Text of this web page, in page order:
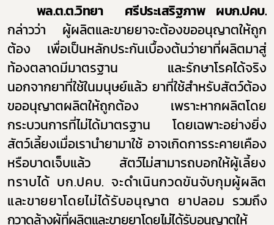
พล.ต.ต.วิทยา
ศรีประเสริฐภาพ ผบก.ปคบ.
กล่าวว่า ผู้ผลิตและขายยาจะต้องขออนุญาตให้ถูก
ต้อง เพื่อเป็นหลักประกันเบื้องต้นว่ายาที่ผลิตมาสู่
ท้องตลาดมีมาตรฐาน และรักษาโรคได้จริง
นอกจากยาที่ใช้ในมนุษย์แล้ว ยาที่ใช้สำหรับสัตว์ต้อง
ขออนุญาตผลิตให้ถูกต้อง เพราะหากผลิตโดย
กระบวนการที่ไม่ได้มาตรฐาน โดยเฉพาะอย่างยิ่ง
สัตว์เลี้ยงเมื่อเรานำยามาใช้ อาจเกิดการระคายเคือง
หรือบาดเจ็บแล้ว สัตว์ไม่สามารถบอกให้ผู้เลี้ยง
ทราบได้ บก.ปคบ. จะดำเนินกวดขันจับกุมผู้ผลิต
และขายยาโดยไม่ได้รับอนุญาต ยาปลอม รวมถึง
กวาดล้างผู้ที่ผลิตและขายยาโดยไม่ได้รับอนุญาตให้